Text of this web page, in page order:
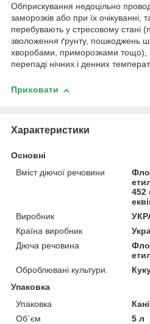
Обприскування недоцільно
заморозків або при їх очікуванні,
перебувають у стресовому стані
зволоження ґрунту, пошкоджень
хворобами, приморозками тощо),
перепаді нічних і денних
Приховати
Характеристики
Основні
Вміст діючої речовини
452
Виробник
Країна виробник
Діюча речовина
Оброблювані культури.
Упаковка
Упаковка
Об`єм
5 л